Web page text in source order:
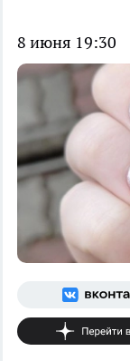
8 июня 19:30